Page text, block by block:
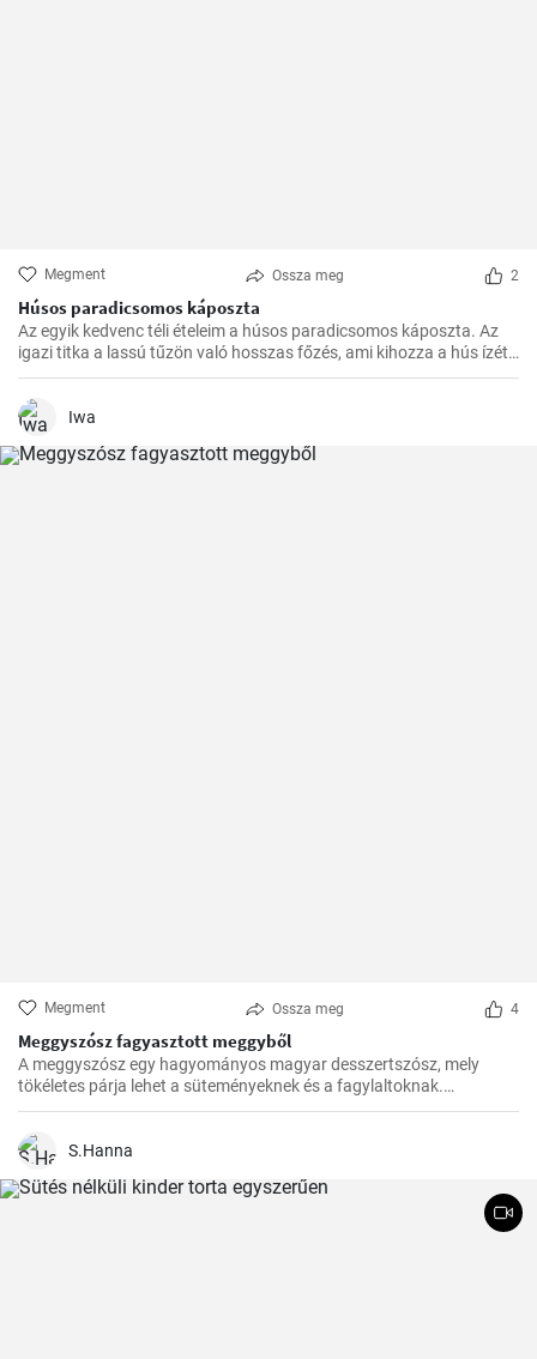
Megment Ossza meg 2
Húsos paradicsomos káposzta
Az egyik kedvenc téli ételeim a húsos paradicsomos káposzta. Az
igazi titka a lassú tűzön való hosszas főzés, ami kihozza a hús ízét,
és egységgé kovácsolja a zöldségek és a paradicsom ízét.
Számtalanszor elkészítettem már, és minél tovább fő, annál
finomabb lesz, ezért a hétvégi ebédekre szoktam időzíteni.
Iwa
Megment Ossza meg 4
Meggyszósz fagyasztott meggyből
A meggyszósz egy hagyományos magyar desszertszósz, mely
tökéletes párja lehet a süteményeknek és a fagylaltoknak.
Fagyasztott meggyből készítve pedig bármikor élvezhetjük ezt a
S.Hanna